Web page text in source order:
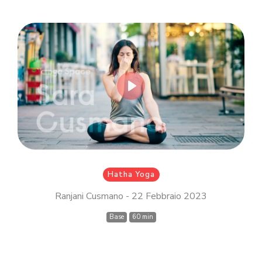
Play
Hatha Yoga
Ranjani Cusmano - 22 Febbraio 2023
Base 60 min
Inserisci il tuo indirizzo email MindBody
(quello che utilizzi per acquistare e
prenotare le lezioni su
milanoyogaspace.com)
Accedi